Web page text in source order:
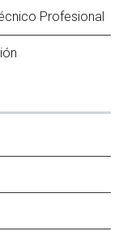
Profesional